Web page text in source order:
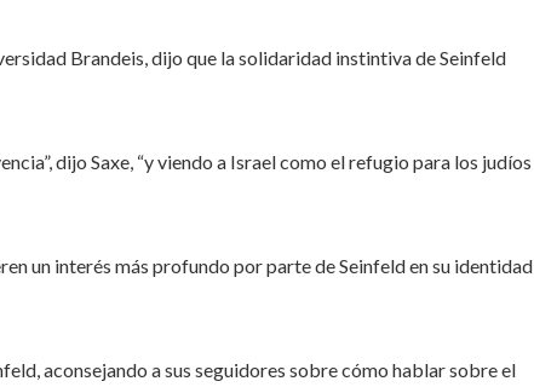
Brandeis, dijo que la solidaridad instintiva de Seinfeld
dijo Saxe, “y viendo a Israel como el refugio para los judíos
un interés más profundo por parte de Seinfeld en su identidad
aconsejando a sus seguidores sobre cómo hablar sobre el